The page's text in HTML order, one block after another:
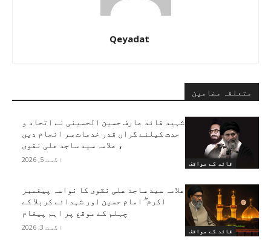
Qeyadat
متعلقہ مضامین
قائد کے مواقف
شہید قائد عارف حسین الحسینی نے اتحاد و
حدت کیلئے گراں قدر خدمات سر انجام دیں
، علامہ سید ساجد علی نقوی
اگست 5, 2026
قائد کے مواقف
علامہ سید ساجد علی نقوی کا نواسہ پیغمبر
اکرم ۖ امام حسین اور شہدائے کربلا کے
چہلم کے موقع پر اہم پیغام
اگست 3, 2026